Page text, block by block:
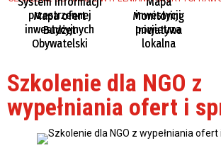
przestrzennej
inwestycji
Mapa ofert
inwestycyjnych
Monitoring
powietrza
Budżet
Obywatelski
Inicjatywa
lokalna
Szkolenie dla NGO z
wypełniania ofert i